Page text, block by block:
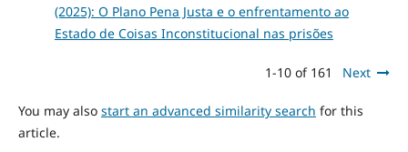
(2025): O Plano Pena Justa e o enfrentamento ao
Estado de Coisas Inconstitucional nas prisões
1-10 of 161 Next
You may also start an advanced similarity search for this
article.